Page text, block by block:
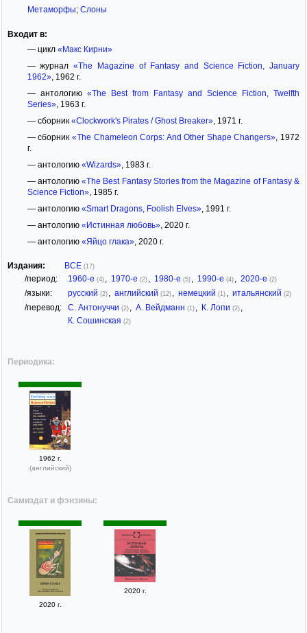
Метаморфы; Слоны
Входит в:
— цикл «Макс Кирни»
— журнал«The Magazine of Fantasy and Science Fiction, January
1962», 1962 г.
— антологию «The Best from Fantasy and Science Fiction, Twelfth
Series», 1963 г.
— сборник «Clockwork's Pirates / Ghost Breaker», 1971 г.
— сборник «The Chameleon Corps: And Other Shape Changers» , 1972
г.
— антологию «Wizards», 1983 г.
— антологию«The Best Fantasy Stories from the Magazine of Fantasy &
Science Fiction», 1985 г.
— антологию «Smart Dragons, Foolish Elves», 1991 г.
— антологию «Истинная любовь», 2020 г.
— антологию «Яйцо глака», 2020 г.
Издания: ВСЕ (17)
/период: 1960-е (4) 1970-е (2) 1980-е (5) 1990-е (4) 2020-е (2)
/языки: русский (2) английский (12) немецкий (1) итальянский (2)
/перевод: С. Антонуччи (2) А. Вейдманн (1) К. Лопи (2)
К. Сошинская (2)
Периодика:
1962 г.
(английский)
Самиздат и фэнзины:
2020 г.
2020 г.